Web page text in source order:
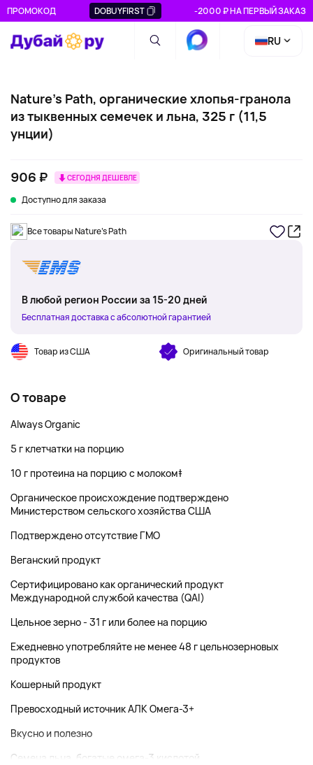
ПРОМОКОД DOBUYFIRST -2000 ₽ НА ПЕРВЫЙ ЗАКАЗ
RU
Nature's Path, органические хлопья-гранола
из тыквенных семечек и льна, 325 г (11,5
унции)
906 ₽ СЕГОДНЯ ДЕШЕВЛЕ
Доступно для заказа
Все товары Nature's Path
В любой регион России за 15-20 дней
Бесплатная доставка с абсолютной гарантией
Товар из США Оригинальный товар
О товаре
Always Organic
5 г клетчатки на порцию
10 г протеина на порцию с молоком‡
Органическое происхождение подтверждено
Министерством сельского хозяйства США
Подтверждено отсутствие ГМО
Веганский продукт
Сертифицировано как органический продукт
Международной службой качества (QAI)
Цельное зерно - 31 г или более на порцию
Ежедневно употребляйте не менее 48 г цельнозерновых
продуктов
Кошерный продукт
Превосходный источник АЛК Омега-3+
Вкусно и полезно
Семена льна, богатые омега-3 кислотой...